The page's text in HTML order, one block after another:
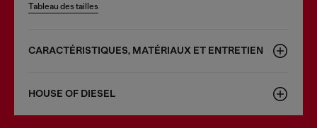
Tableau des tailles
CARACTÉRISTIQUES, MATÉRIAUX ET ENTRETIEN
HOUSE OF DIESEL